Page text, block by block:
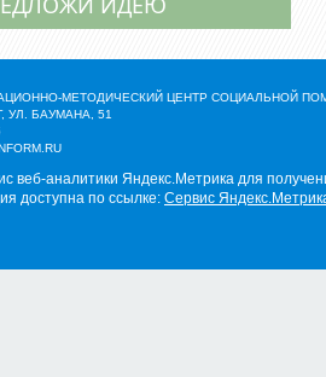
МЕТОДИЧЕСКИЙ ЦЕНТР СОЦИАЛЬНОЙ
УЛ. БАУМАНА, 51
веб-аналитики Яндекс.Метрика для
доступна по ссылке: Сервис